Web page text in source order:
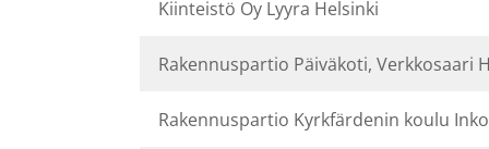
Kiinteistö Oy Lyyra Helsinki
Rakennuspartio Päiväkoti, Verkkosaari
Rakennuspartio Kyrkfärdenin koulu